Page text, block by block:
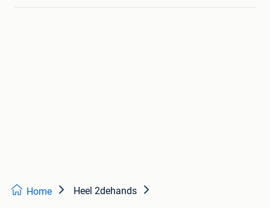
Home Heel 2dehands